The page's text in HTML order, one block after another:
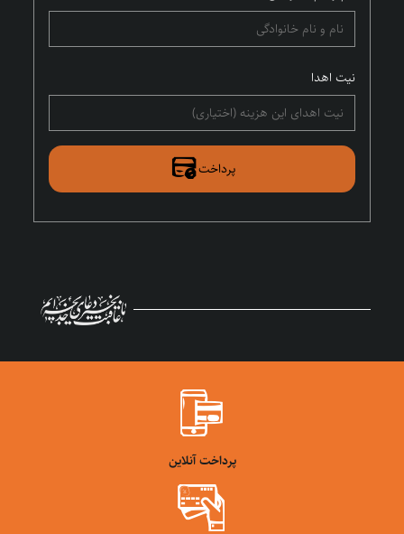
نیت اهدا
پرداخت
پرداخت آنلاین